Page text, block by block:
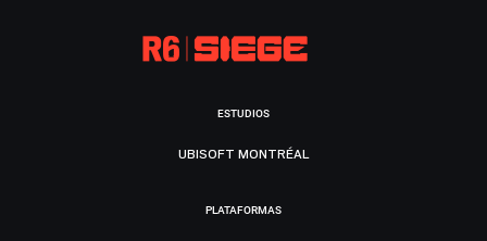
ESTUDIOS
UBISOFT MONTRÉAL
PLATAFORMAS